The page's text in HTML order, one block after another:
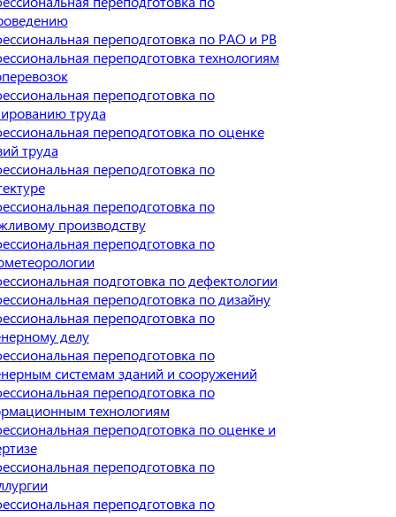
переподготовка по РАО и РВ
переподготовка технологиям
переподготовка по
труда
переподготовка по оценке
труда
переподготовка по
переподготовка по
производству
переподготовка по
подготовка по дефектологии
переподготовка по дизайну
переподготовка по
делу
переподготовка по
системам зданий и сооружений
переподготовка по
технологиям
переподготовка по оценке и
переподготовка по
переподготовка по